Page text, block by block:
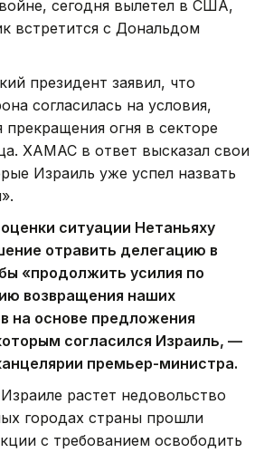
сегодня вылетел в США,
встретится с Дональдом
президент заявил, что
согласилась на условия,
огня в секторе
ХАМАС в ответ высказал свои
Израиль уже успел назвать
ситуации Нетаньяху
отравить делегацию в
«продолжить усилия по
возвращения наших
на основе предложения
согласился Израиль, —
премьер-министра.
растет недовольство
городах страны прошли
с требованием освободить